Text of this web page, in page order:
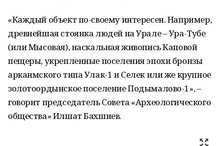
«Каждый объект по-своему интересен. Например,
древнейшая стоянка людей на Урале – Ура-Тубе
(или Мысовая), наскальная живопись Каповой
пещеры, укрепленные поселения эпохи бронзы
аркаимского типа Улак-1 и Селек или же крупное
золотоордынское поселение Подымалово-1», –
говорит председатель Совета «Археологического
общества» Илшат Бахшиев.